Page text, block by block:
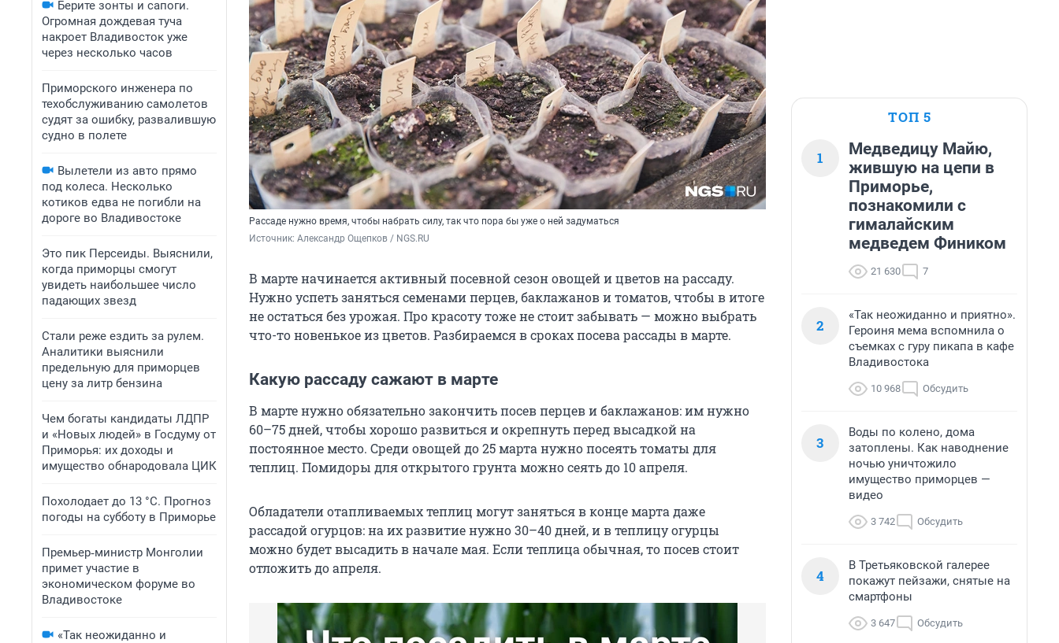
Берите зонты и сапоги.
Огромная дождевая туча
накроет Владивосток уже
через несколько часов
Приморского инженера по
техобслуживанию самолетов
судят за ошибку, развалившую
судно в полете
Вылетели из авто прямо
под колеса. Несколько
котиков едва не погибли на
дороге во Владивостоке
Это пик Персеиды. Выяснили,
когда приморцы смогут
увидеть наибольшее число
падающих звезд
Стали реже ездить за рулем.
Аналитики выяснили
предельную для приморцев
цену за литр бензина
Чем богаты кандидаты ЛДПР
и «Новых людей» в Госдуму от
Приморья: их доходы и
имущество обнародовала ЦИК
Похолодает до 13 °C. Прогноз
погоды на субботу в Приморье
Премьер‑министр Монголии
примет участие в
экономическом форуме во
Владивостоке
«Так неожиданно и
Рассаде нужно время, чтобы набрать силу, так что пора бы уже о ней задуматься
Источник: Александр Ощепков / NGS.RU
В марте начинается активный посевной сезон овощей и цветов на рассаду.
Нужно успеть заняться семенами перцев, баклажанов и томатов, чтобы в итоге
не остаться без урожая. Про красоту тоже не стоит забывать — можно выбрать
что-то новенькое из цветов. Разбираемся в сроках посева рассады в марте.
Какую рассаду сажают в марте
В марте нужно обязательно закончить посев перцев и баклажанов: им нужно
60–75 дней, чтобы хорошо развиться и окрепнуть перед высадкой на
постоянное место. Среди овощей до 25 марта нужно посеять томаты для
теплиц. Помидоры для открытого грунта можно сеять до 10 апреля.
Обладатели отапливаемых теплиц могут заняться в конце марта даже
рассадой огурцов: на их развитие нужно 30–40 дней, и в теплицу огурцы
можно будет высадить в начале мая. Если теплица обычная, то посев стоит
отложить до апреля.
ТОП 5
1
Медведицу Майю,
жившую на цепи в
Приморье,
познакомили с
гималайским
медведем Фиником
21 630 7
2
«Так неожиданно и приятно».
Героиня мема вспомнила о
съемках с гуру пикапа в кафе
Владивостока
10 968 Обсудить
3
Воды по колено, дома
затоплены. Как наводнение
ночью уничтожило
имущество приморцев —
видео
3 742 Обсудить
4
В Третьяковской галерее
покажут пейзажи, снятые на
смартфоны
3 647 Обсудить